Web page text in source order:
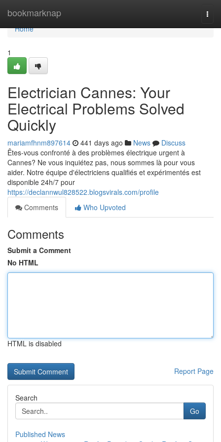
bookmarknap
Home
Home
1
Electrician Cannes: Your
Electrical Problems Solved
Quickly
mariamfhnm897614 441 days ago News
Discuss
Êtes-vous confronté à des problèmes électrique urgent à
Cannes? Ne vous inquiétez pas, nous sommes là pour vous
aider. Notre équipe d'électriciens qualifiés et expérimentés est
disponible 24h/7 pour
https://declannwul828522.blogsvirals.com/profile
Comments
Who Upvoted
Comments
Submit a Comment
No HTML
HTML is disabled
Report Page
Search
Go
Published News